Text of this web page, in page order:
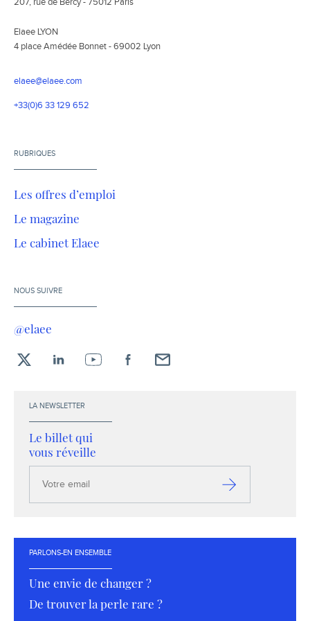
207, rue de Bercy - 75012 Paris
Elaee LYON
4 place Amédée Bonnet - 69002 Lyon
elaee@elaee.com
+33(0)6 33 129 652
RUBRIQUES
Les offres d’emploi
Le magazine
Le cabinet Elaee
NOUS SUIVRE
@elaee
LA NEWSLETTER
Le billet qui
vous réveille
email
S’inscrire
PARLONS-EN ENSEMBLE
Une envie de changer ?
De trouver la perle rare ?